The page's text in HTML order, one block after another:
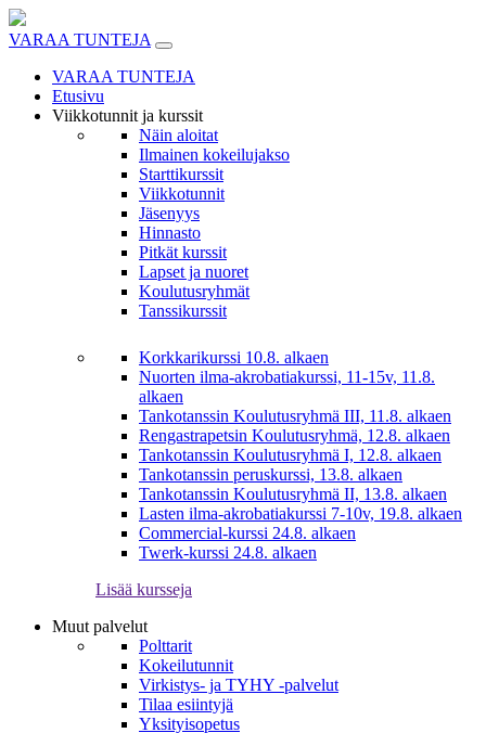
Skip
to
VARAA TUNTEJA
VARAA TUNTEJA
Etusivu
Viikkotunnit ja kurssit
Näin aloitat
Ilmainen kokeilujakso
Starttikurssit
Viikkotunnit
Jäsenyys
Hinnasto
Pitkät kurssit
Lapset ja nuoret
Koulutusryhmät
Tanssikurssit
Korkkarikurssi 10.8. alkaen
Nuorten ilma-akrobatiakurssi, 11-15v, 11.8.
alkaen
Tankotanssin Koulutusryhmä III, 11.8. alkaen
Rengastrapetsin Koulutusryhmä, 12.8. alkaen
Tankotanssin Koulutusryhmä I, 12.8. alkaen
Tankotanssin peruskurssi, 13.8. alkaen
Tankotanssin Koulutusryhmä II, 13.8. alkaen
Lasten ilma-akrobatiakurssi 7-10v, 19.8. alkaen
Commercial-kurssi 24.8. alkaen
Twerk-kurssi 24.8. alkaen
Lisää kursseja
Muut palvelut
Polttarit
Kokeilutunnit
Virkistys- ja TYHY -palvelut
Tilaa esiintyjä
Yksityisopetus